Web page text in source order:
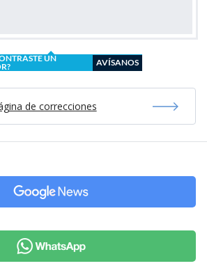
UN
AVÍSANOS
de correcciones